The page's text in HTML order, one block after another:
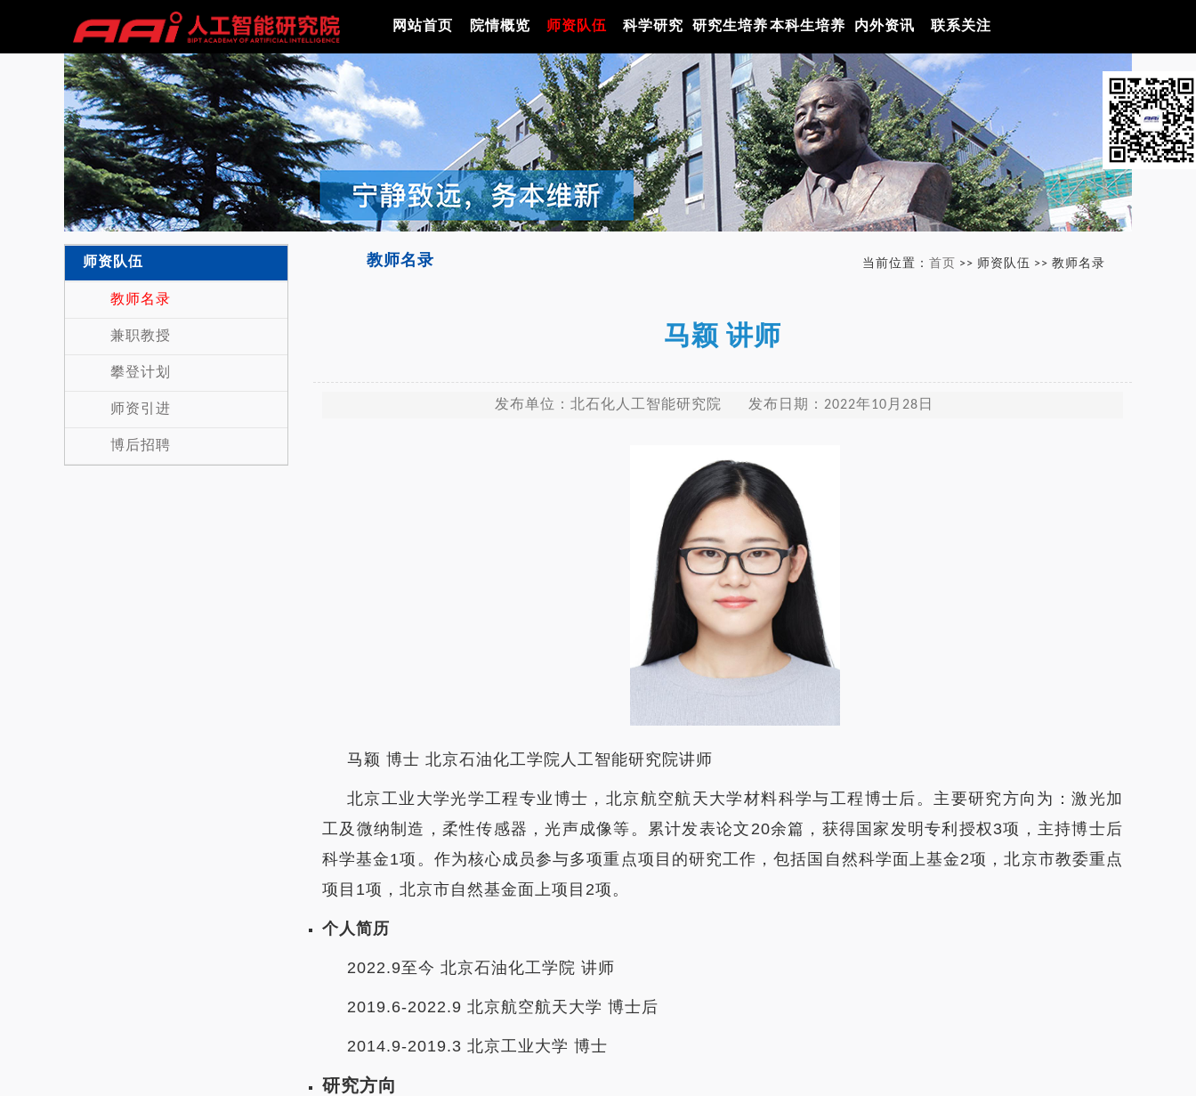
网站首页 院情概览 师资队伍 科学研究 研究生培养本科生培养 内外资讯 联系关注
师资队伍
教师名录
兼职教授
攀登计划
师资引进
博后招聘
教师名录 当前位置： 首页 >> 师资队伍 >> 教师名录
马颖 讲师
发布单位：北石化人工智能研究院 发布日期：2022年10月28日
马颖 博士 北京石油化工学院人工智能研究院讲师
北京工业大学光学工程专业博士，北京航空航天大学材料科学与工程博士后。主要研究方向为：激光加
工及微纳制造，柔性传感器，光声成像等。累计发表论文20余篇，获得国家发明专利授权3项，主持博士后
科学基金1项。作为核心成员参与多项重点项目的研究工作，包括国自然科学面上基金2项，北京市教委重点
项目1项，北京市自然基金面上项目2项。
个人简历
2022.9至今 北京石油化工学院 讲师
2019.6-2022.9 北京航空航天大学 博士后
2014.9-2019.3 北京工业大学 博士
研究方向